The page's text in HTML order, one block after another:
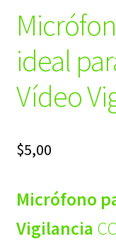
ideal
Vídeo
$5,00
Micrófono
Vigilancia